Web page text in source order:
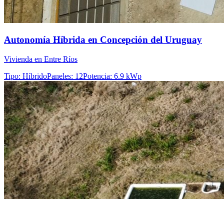
Autonomía Híbrida en Concepción del Uruguay
Vivienda en Entre Ríos
Tipo: HíbridoPaneles: 12Potencia: 6.9 kWp